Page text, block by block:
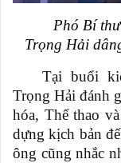
Phó Bí
Trọng Hải
Tại buổi
Trọng Hải đánh
hóa, Thể thao
dựng kịch bản
ông cũng nhắc